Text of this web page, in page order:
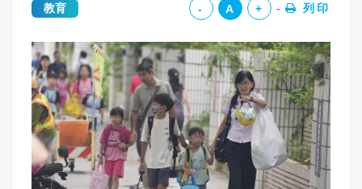
教育 - A + 列印